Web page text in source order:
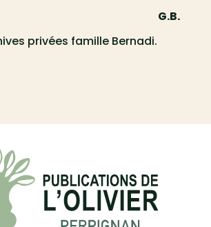
G.B.
privées famille Bernadi.